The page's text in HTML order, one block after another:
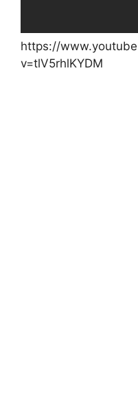
https://
v=tlV5rhlKYDM